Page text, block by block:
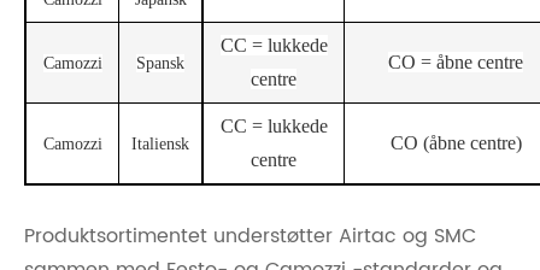
Camozzi Spansk
CC = lukkede
centre
CO = åbne centre
Camozzi Italiensk
CC = lukkede
centre
CO (åbne centre)
Produktsortimentet understøtter Airtac og SMC